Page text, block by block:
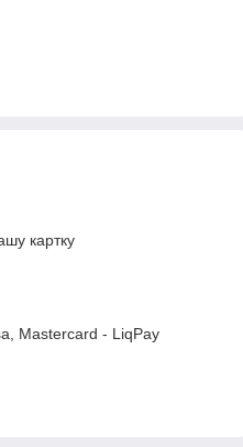
картку
Mastercard - LiqPay